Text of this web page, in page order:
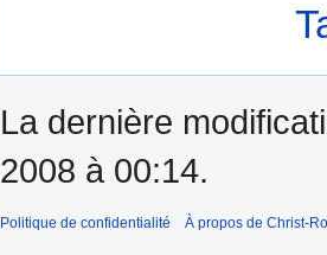
La dernière
2008 à 00:14.
Politique de confidentialité À propos de Christ-